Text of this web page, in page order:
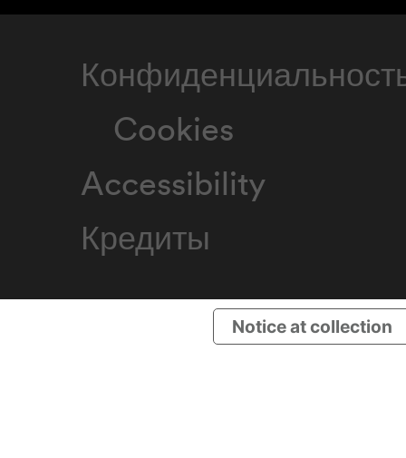
Cookies
Accessibility
Кредиты
Notice at collection